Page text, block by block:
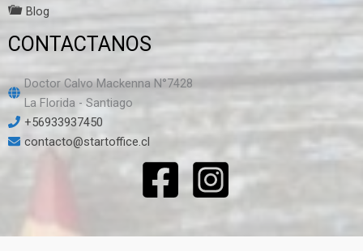
Blog
CONTACTANOS
Doctor Calvo Mackenna N°7428
La Florida - Santiago
+56933937450
contacto@startoffice.cl